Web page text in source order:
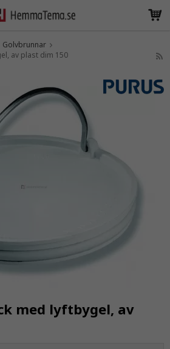
blivit tillagd i varukorgen
Golvbrunnar
av plast dim 150
med lyftbygel, av